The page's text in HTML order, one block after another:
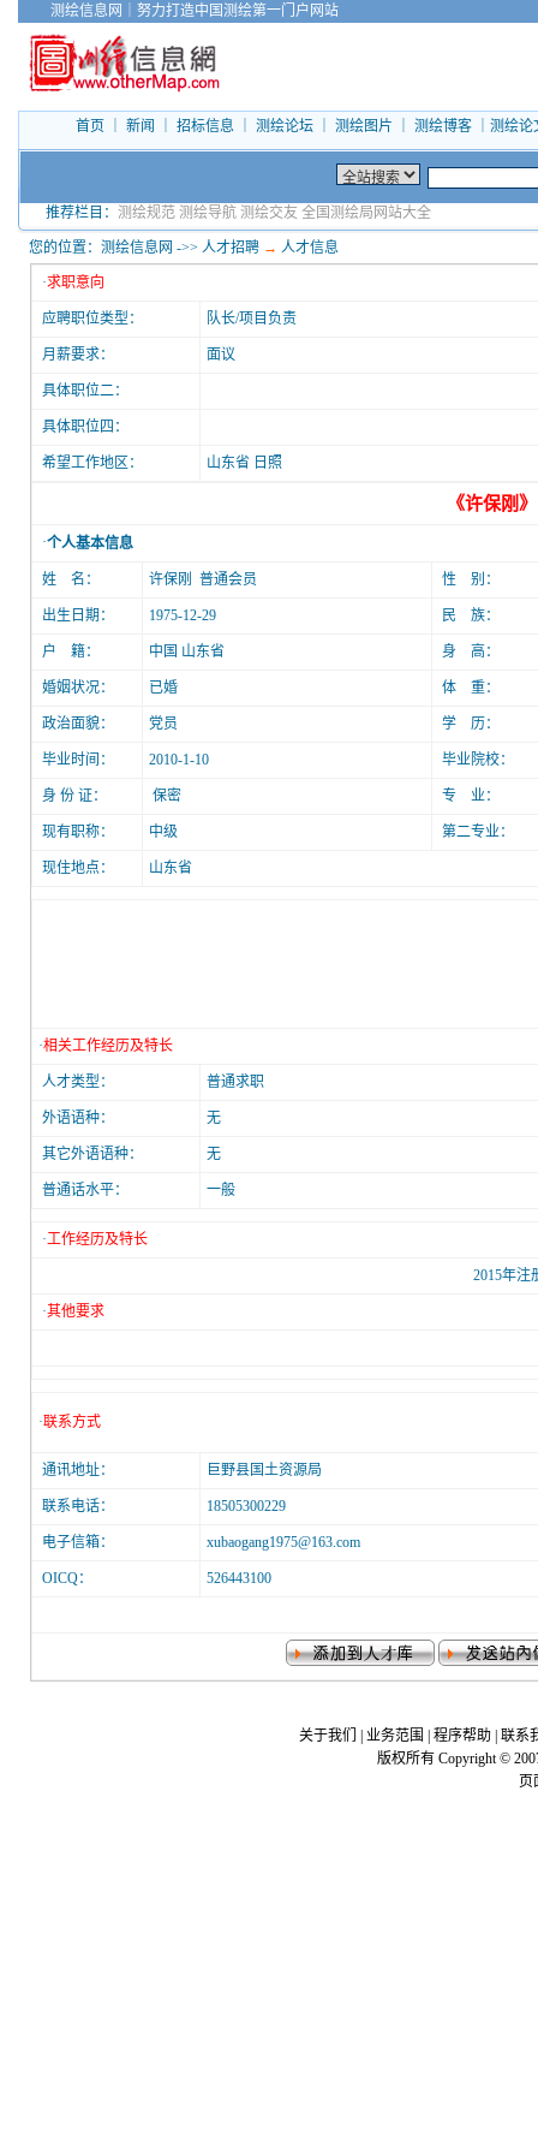
测绘信息网 努力打造中国测绘第一门户网站
首页 新闻 招标信息｜ 测绘论坛｜ 测绘图片 测绘博客｜ 测绘论
推荐栏目： 测绘规范 测绘导航 测绘交友 全国测绘局网站大全
您的位置： 测绘信息网 ->> 人才招聘 → 人才信息
·求职意向
应聘职位类型： 队长/项目负责
月薪要求： 面议
具体职位二：
具体职位四：
希望工作地区： 山东省 日照
《许保刚
·个人基本信息
姓 名： 许保刚 普通会员 性 别：
出生日期： 1975-12-29 民 族：
户 籍： 中国 山东省 身 高：
婚姻状况： 已婚 体 重：
政治面貌： 党员 学 历：
毕业时间： 2010-1-10 毕业院校：
身 份 证： 保密 专 业：
现有职称： 中级 第二专业：
现住地点： 山东省
·相关工作经历及特长
人才类型： 普通求职
外语语种： 无
其它外语语种： 无
普通话水平： 一般
·工作经历及特长
2015年注
·其他要求
·联系方式
通讯地址： 巨野县国土资源局
联系电话： 18505300229
电子信箱： xubaogang1975@163.com
OICQ： 526443100
关于我们 业务范围 程序帮助 联系
版权所有 Copyright ©
页